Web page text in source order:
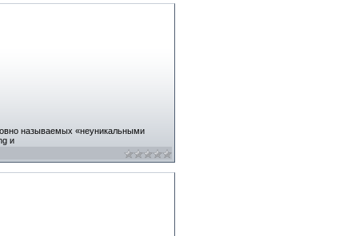
называемых «неуникальными
и